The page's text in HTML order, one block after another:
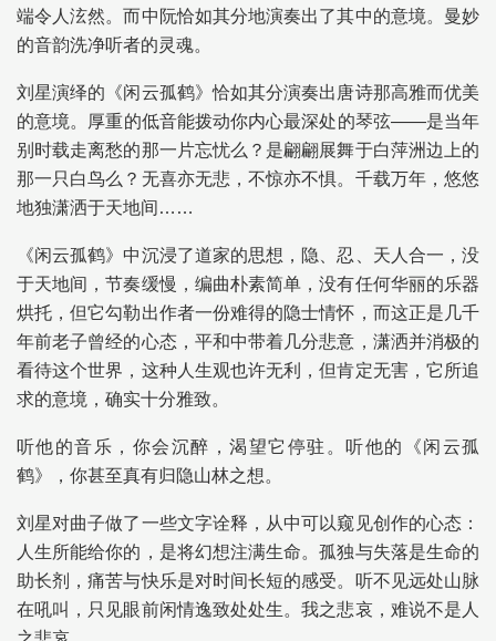
端令人泫然。而中阮恰如其分地演奏出了其中的意境。曼妙
的音韵洗净听者的灵魂。
刘星演绎的《闲云孤鹤》恰如其分演奏出唐诗那高雅而优美
的意境。厚重的低音能拨动你内心最深处的琴弦——是当年
别时载走离愁的那一片忘忧么？是翩翩展舞于白萍洲边上的
那一只白鸟么？无喜亦无悲，不惊亦不惧。千载万年，悠悠
地独潇洒于天地间……
《闲云孤鹤》中沉浸了道家的思想，隐、忍、天人合一，没
于天地间，节奏缓慢，编曲朴素简单，没有任何华丽的乐器
烘托，但它勾勒出作者一份难得的隐士情怀，而这正是几千
年前老子曾经的心态，平和中带着几分悲意，潇洒并消极的
看待这个世界，这种人生观也许无利，但肯定无害，它所追
求的意境，确实十分雅致。
听他的音乐，你会沉醉，渴望它停驻。听他的《闲云孤
鹤》，你甚至真有归隐山林之想。
刘星对曲子做了一些文字诠释，从中可以窥见创作的心态：
人生所能给你的，是将幻想注满生命。孤独与失落是生命的
助长剂，痛苦与快乐是对时间长短的感受。听不见远处山脉
在吼叫，只见眼前闲情逸致处处生。我之悲哀，难说不是人